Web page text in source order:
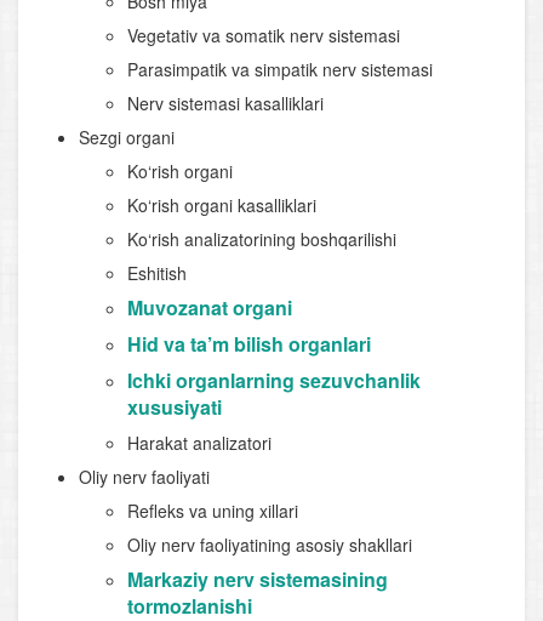
Vegetativ va somatik nerv sistemasi
Parasimpatik va simpatik nerv sistemasi
Nerv sistemasi kasalliklari
Sezgi organi
Ko‘rish organi
Ko‘rish organi kasalliklari
Ko‘rish analizatorining boshqarilishi
Eshitish
Muvozanat organi
Hid va ta’m bilish organlari
Ichki organlarning sezuvchanlik
xususiyati
Harakat analizatori
Oliy nerv faoliyati
Refleks va uning xillari
Oliy nerv faoliyatining asosiy shakllari
Markaziy nerv sistemasining
tormozlanishi